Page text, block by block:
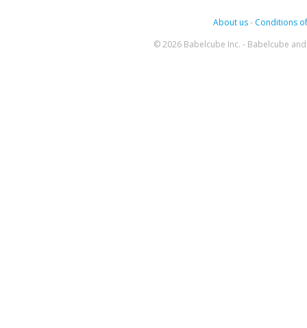
About us- Conditions
© 2026 Babelcube Inc. - Babelcube